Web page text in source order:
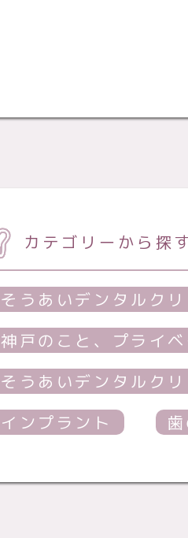
カテゴリーから探
そうあいデンタルク
神戸のこと、プライ
そうあいデンタルク
インプラント